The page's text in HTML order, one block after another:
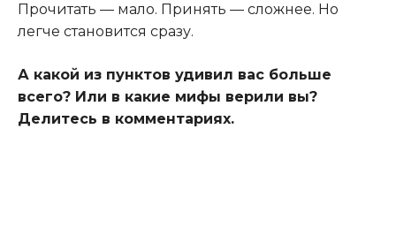
Прочитать — мало. Принять — сложнее. Но
легче становится сразу.
А какой из пунктов удивил вас больше
всего? Или в какие мифы верили вы?
Делитесь в комментариях.